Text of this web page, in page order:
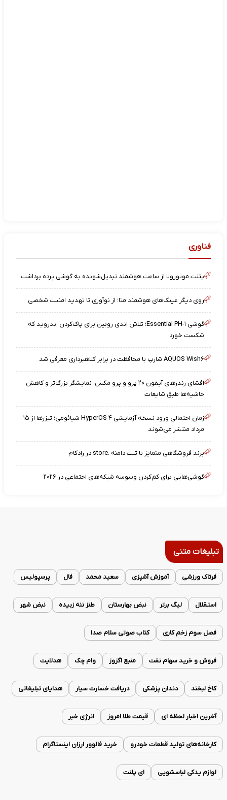
فناوری
پتنت موتورولا از ساعت هوشمند تبدیل‌شونده به گوشی پرده برداشت
روی دیگر عینک‌های هوشمند متا؛ از نوآوری تا تهدید امنیت شخصی
گوشی Essential PH-۱؛ تلاش اندی روبین برای پاک‌کردن اندروید که
شکست خورد
AQUOS Wish۶ شارپ با محافظت در برابر کلاهبرداری معرفی شد
افشای رندرهای آیفون ۲۰ پرو و پرو مکس؛ نمایشگر بزرگ‌تر و کاهش
حاشیه‌ها طبق شایعات
زمان احتمالی ورود نسخه آزمایشی HyperOS ۴ شیائومی؛ تیزرها از ۱۵
مرداد منتشر می‌شوند
برند فروشگاهی متمایز با ثبت دامنه .store در رادکام
گوشی‌هایی برای کم‌کردن وسوسه شبکه‌های اجتماعی در ۲۰۲۶
تبلیغات متنی
فرتاک ورزشی آموزش آشپزی سعید محمد فال پرسپولیس
استقلال لیگ برتر نبض بهارستان طنز ننه زبیده نبض شهر
فصل سوم زخم کاری کتاب صوتی سلام صدا
فروش و خرید سهام نفت منبع اگزوز وام چک هدلایت
کاخ لبخند دندان پزشکی دریافت خسارت سیار هدایای تبلیغاتی
آخرین اخبار لحظه ای قیمت طلا امروز انرژی خبر
کارخانه‌های تولید قطعات خودرو خرید فالوور ارزان اینستاگرام
لوازم یدکی لباسشویی ای پلنت